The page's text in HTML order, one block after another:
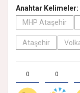
Anahtar Kelimeler:
MHP Ataşehir
Ataşehir
0 0